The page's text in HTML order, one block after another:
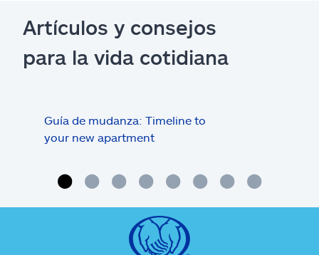
Artículos y consejos
para la vida cotidiana
Guía de mudanza: Timeline to
your new apartment